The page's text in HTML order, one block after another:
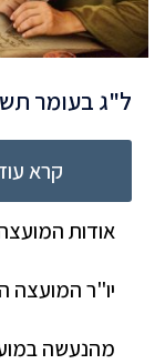
ל"ג בעומר
קרא
אודות
יו"ר המועצה
מהנעשה